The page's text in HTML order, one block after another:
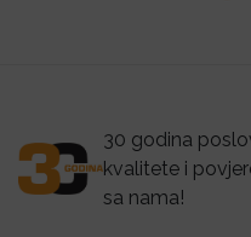
30 godina
kvalitete i
sa nama!